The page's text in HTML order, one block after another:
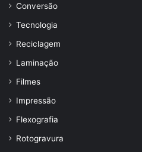
Conversão
Tecnologia
Reciclagem
Laminação
Filmes
Impressão
Flexografia
Rotogravura